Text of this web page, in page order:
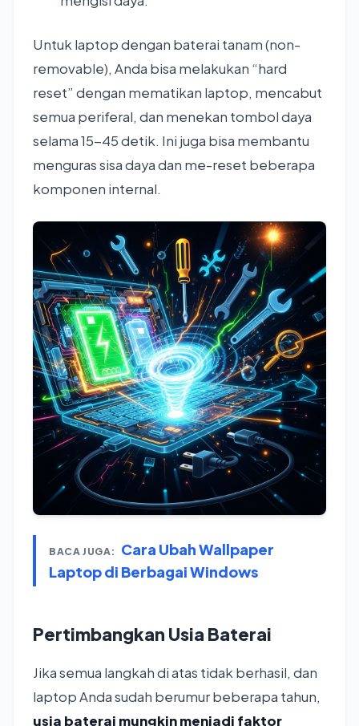
Untuk laptop dengan baterai tanam (non-
removable), Anda bisa melakukan “hard
reset” dengan mematikan laptop, mencabut
semua periferal, dan menekan tombol daya
selama 15-45 detik. Ini juga bisa membantu
menguras sisa daya dan me-reset beberapa
komponen internal.
BACA JUGA:
Cara Ubah Wallpaper
Laptop di Berbagai Windows
Pertimbangkan Usia Baterai
Jika semua langkah di atas tidak berhasil, dan
laptop Anda sudah berumur beberapa tahun,
usia baterai mungkin menjadi faktor